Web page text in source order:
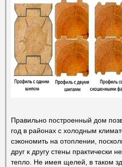
Правильно построенный дом
год в районах с холодным
сэкономить на отоплении,
друг к другу стены практически
тепло. Не имея щелей, в таком